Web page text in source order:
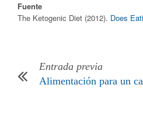
Fuente
The Ketogenic Diet (2012). Does
Entrada previa
Alimentación para un